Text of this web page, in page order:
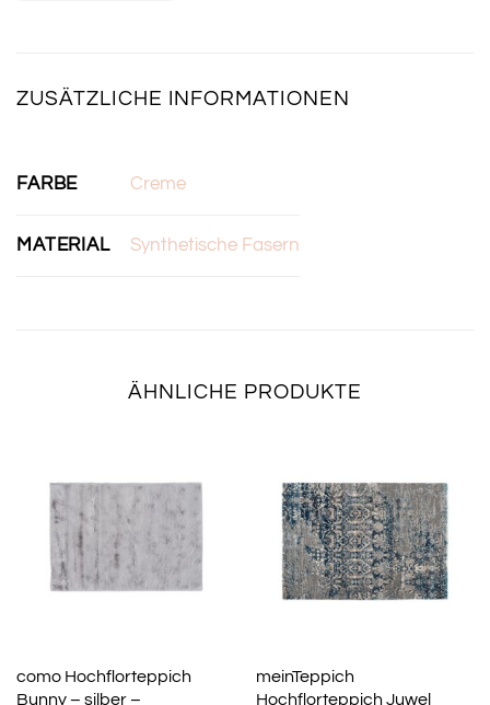
ZUSÄTZLICHE INFORMATIONEN
FARBE Creme
MATERIAL Synthetische Fasern
ÄHNLICHE PRODUKTE
como Hochflorteppich
Bunny – silber –
meinTeppich
Hochflorteppich Juwel